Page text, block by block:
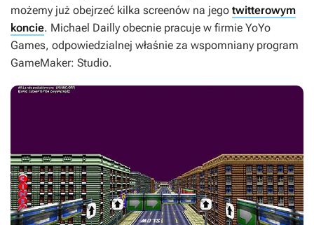
możemy już obejrzeć kilka screenów na jego twitterowym
koncie. Michael Dailly obecnie pracuje w firmie YoYo
Games, odpowiedzialnej właśnie za wspomniany program
GameMaker: Studio.